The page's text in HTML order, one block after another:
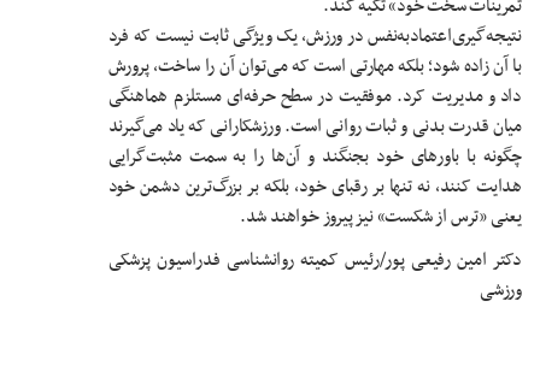
تمرینات سخت خود» تکیه کند.
نتیجه‌گیریاعتمادبه‌نفس در ورزش، یک ویژگی ثابت نیست که فرد
با آن زاده شود؛ بلکه مهارتی است که می‌توان آن را ساخت، پرورش
داد و مدیریت کرد. موفقیت در سطح حرفه‌ای مستلزم هماهنگی
میان قدرت بدنی و ثبات روانی است. ورزشکارانی که یاد می‌گیرند
چگونه با باورهای خود بجنگند و آن‌ها را به سمت مثبت‌گرایی
هدایت کنند، نه تنها بر رقبای خود، بلکه بر بزرگ‌ترین دشمن خود
یعنی «ترس از شکست» نیز پیروز خواهند شد.
دکتر امین رفیعی پور/رئیس کمیته روانشناسی فدراسیون پزشکی
ورزشی